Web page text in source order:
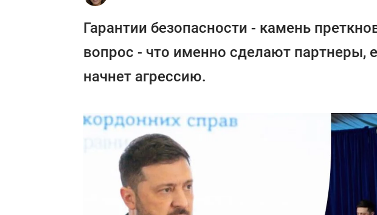
Гарантии безопасности - камень
вопрос - что именно сделают партнеры,
начнет агрессию.